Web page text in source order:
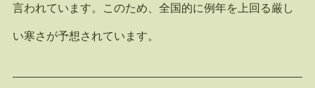
言われています。このため、全国的に例年を上回る厳し
い寒さが予想されています。